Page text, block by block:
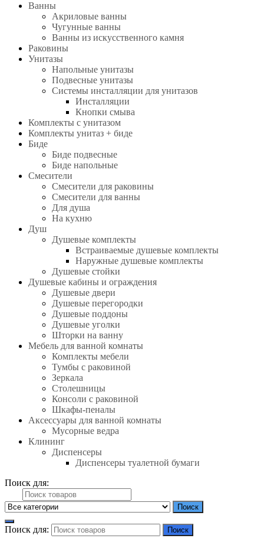
Ванны
Акриловые ванны
Чугунные ванны
Ванны из искусственного камня
Раковины
Унитазы
Напольные унитазы
Подвесные унитазы
Системы инсталляции для унитазов
Инсталляции
Кнопки смыва
Комплекты с унитазом
Комплекты унитаз + биде
Биде
Биде подвесные
Биде напольные
Смесители
Смесители для раковины
Смесители для ванны
Для душа
На кухню
Душ
Душевые комплекты
Встраиваемые душевые комплекты
Наружные душевые комплекты
Душевые стойки
Душевые кабины и ограждения
Душевые двери
Душевые перегородки
Душевые поддоны
Душевые уголки
Шторки на ванну
Мебель для ванной комнаты
Комплекты мебели
Тумбы с раковиной
Зеркала
Столешницы
Консоли с раковиной
Шкафы-пеналы
Аксессуары для ванной комнаты
Мусорные ведра
Клининг
Диспенсеры
Диспенсеры туалетной бумаги
Поиск для:
Поиск
Поиск для: Поиск